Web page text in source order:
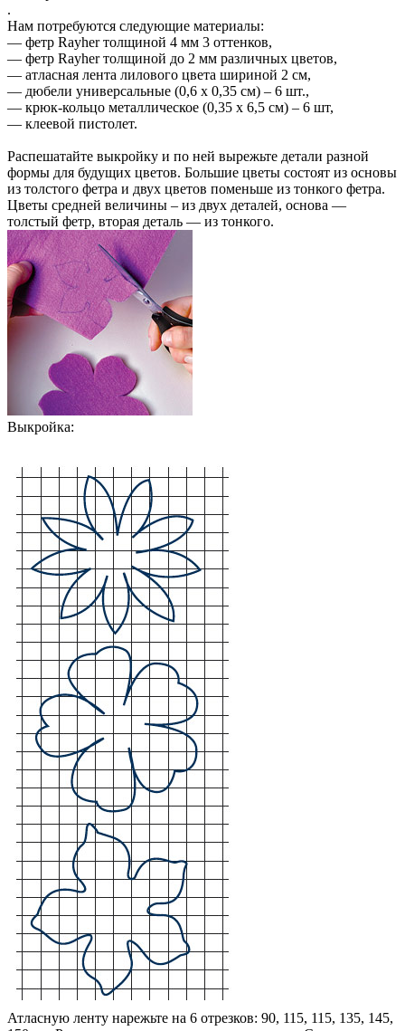
.
Нам потребуются следующие материалы:
— фетр Rayher толщиной 4 мм 3 оттенков,
— фетр Rayher толщиной до 2 мм различных цветов,
— атласная лента лилового цвета шириной 2 см,
— дюбели универсальные (0,6 х 0,35 см) – 6 шт.,
— крюк-кольцо металлическое (0,35 х 6,5 см) – 6 шт,
— клеевой пистолет.
Распешатайте выкройку и по ней вырежьте детали разной
формы для будущих цветов. Большие цветы состоят из основы
из толстого фетра и двух цветов поменьше из тонкого фетра.
Цветы средней величины – из двух деталей, основа —
толстый фетр, вторая деталь — из тонкого.
Выкройка:
Атласную ленту нарежьте на 6 отрезков: 90, 115, 115, 135, 145,